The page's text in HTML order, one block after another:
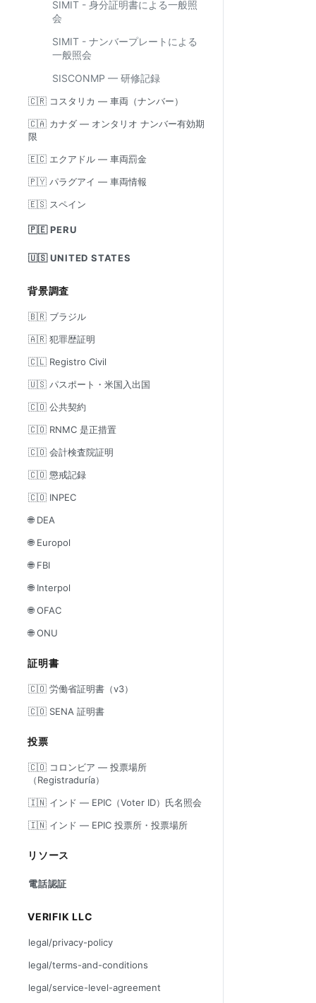
SIMIT - 身分証明書による一般照
会
SIMIT - ナンバープレートによる
一般照会
SISCONMP — 研修記録
🇨🇷 コスタリカ — 車両（ナンバー）
🇨🇦 カナダ — オンタリオ ナンバー有効期
限
🇪🇨 エクアドル — 車両罰金
🇵🇾 パラグアイ — 車両情報
🇪🇸 スペイン
🇵🇪 PERU
🇺🇸 UNITED STATES
背景調査
🇧🇷 ブラジル
🇦🇷 犯罪歴証明
🇨🇱 Registro Civil
🇺🇸 パスポート・米国入出国
🇨🇴 公共契約
🇨🇴 RNMC 是正措置
🇨🇴 会計検査院証明
🇨🇴 懲戒記録
🇨🇴 INPEC
🌐 DEA
🌐 Europol
🌐 FBI
🌐 Interpol
🌐 OFAC
🌐 ONU
証明書
🇨🇴 労働省証明書（v3）
🇨🇴 SENA 証明書
投票
🇨🇴 コロンビア — 投票場所
（Registraduría）
🇮🇳 インド — EPIC（Voter ID）氏名照会
🇮🇳 インド — EPIC 投票所・投票場所
リソース
電話認証
VERIFIK LLC
legal/privacy-policy
legal/terms-and-conditions
legal/service-level-agreement